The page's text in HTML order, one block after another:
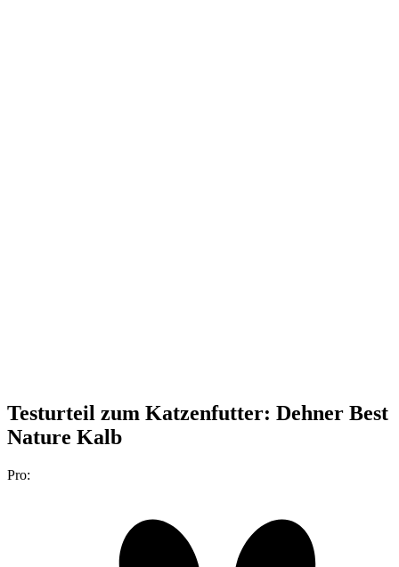
Testurteil zum Katzenfutter: Dehner Best
Nature Kalb
Pro: